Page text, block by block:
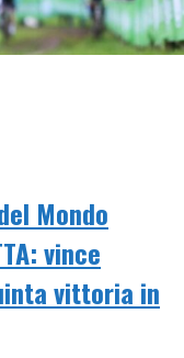
Mondo
vince
vittoria in